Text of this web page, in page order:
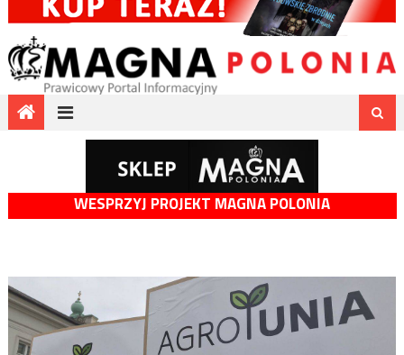
WESPRZYJ PROJEKT MAGNA POLONIA